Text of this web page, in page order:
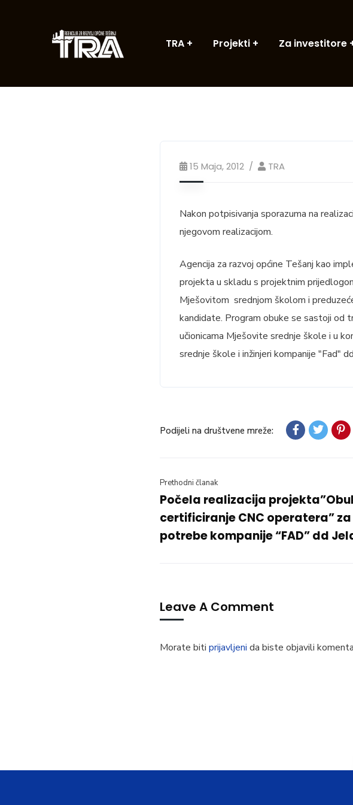
TRA Projekti Za investitore
15 Maja, 2012 TRA
Nakon potpisivanja sporazuma na
njegovom realizacijom.
Agencija za razvoj općine Tešanj kao
projekta u skladu s projektnim
Mješovitom srednjom školom i
kandidate. Program obuke se sastoji od
učionicama Mješovite srednje škole i u
srednje škole i inžinjeri kompanije "Fad"
Podijeli na društvene mreže:
Prethodni članak
Počela realizacija
certificiranje CNC operatera” za
potrebe kompanije “FAD” dd
Leave A Comment
Morate biti prijavljeni da biste objavili